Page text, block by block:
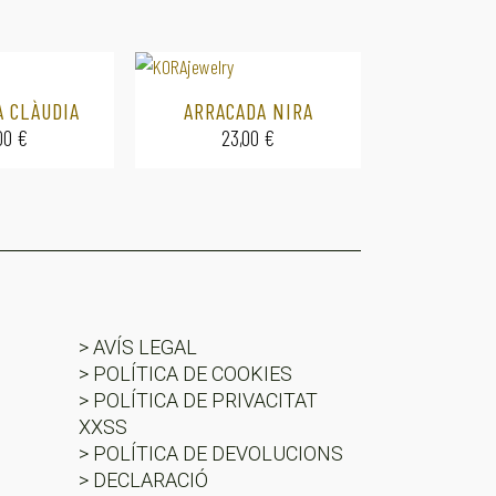
CLÀUDIA
€
ARRACADA NIRA
23,00 €
> AVÍS LEGAL
> POLÍTICA DE COOKIES
> POLÍTICA DE PRIVACITAT
XXSS
> POLÍTICA DE DEVOLUCIONS
> DECLARACIÓ